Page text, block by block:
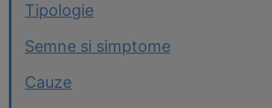
Tipologie
Semne si simptome
Cauze